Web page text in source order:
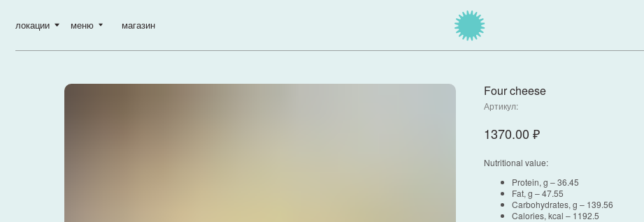
локации меню магазин
Four cheese
Артикул:
1370.00 ₽
Nutritional value:
Protein, g – 36.45
Fat, g – 47.55
Carbohydrates, g – 139.56
Calories, kcal – 1192.5